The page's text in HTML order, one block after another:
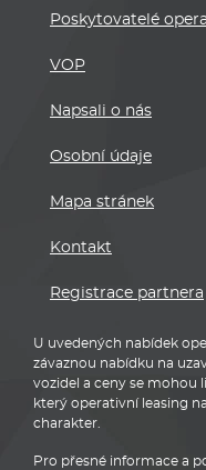
Poskytovatelé
VOP
Napsali o nás
Osobní údaje
Mapa stránek
Kontakt
Registrace partnera
U uvedených nabídek
závaznou nabídku na
vozidel a ceny se mohou
který operativní leasing
charakter.
Pro přesné informace a